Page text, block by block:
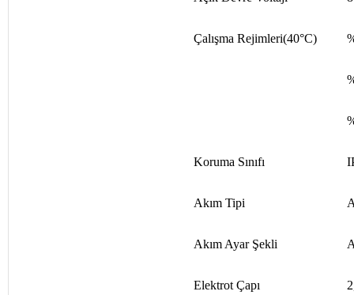
Çalışma Rejimleri(40°C)
Koruma Sınıfı
Akım Tipi
Akım Ayar Şekli
Elektrot Çapı